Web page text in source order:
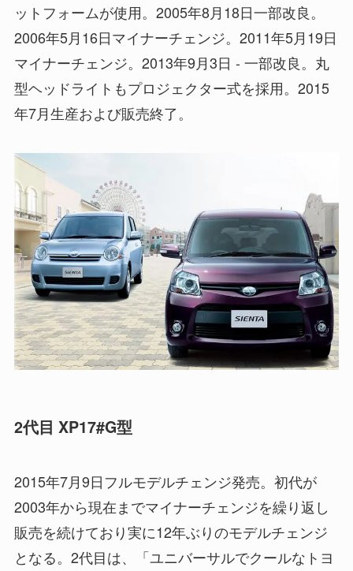
ットフォームが使用。2005年8月18日一部改良。
2006年5月16日マイナーチェンジ。2011年5月19日
マイナーチェンジ。2013年9月3日 - 一部改良。丸
型ヘッドライトもプロジェクター式を採用。2015
年7月生産および販売終了。
2代目 XP17#G型
2015年7月9日フルモデルチェンジ発売。初代が
2003年から現在までマイナーチェンジを繰り返し
販売を続けており実に12年ぶりのモデルチェンジ
となる。2代目は、「ユニバーサルでクールなトヨ